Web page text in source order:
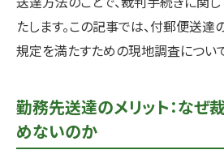
たします。この記事では、付郵便送達
規定を満たすための現地調査につい
勤務先送達のメリット：なぜ
めないのか